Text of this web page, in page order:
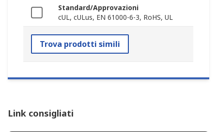
Standard/Approvazioni
cUL, cULus, EN 61000-6-3, RoHS, UL
Trova prodotti simili
Link consigliati